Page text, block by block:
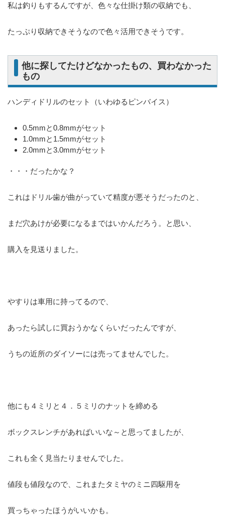
私は釣りもするんですが、色々な仕掛け類の収納でも、
たっぷり収納できそうなので色々活用できそうです。
他に探してたけどなかったもの、買わなかった
もの
ハンディドリルのセット（いわゆるピンバイス）
0.5mmと0.8mmがセット
1.0mmと1.5mmがセット
2.0mmと3.0mmがセット
・・・だったかな？
これはドリル歯が曲がっていて精度が悪そうだったのと、
まだ穴あけが必要になるまではいかんだろう。と思い、
購入を見送りました。
やすりは車用に持ってるので、
あったら試しに買おうかなくらいだったんですが、
うちの近所のダイソーには売ってませんでした。
他にも４ミリと４．５ミリのナットを締める
ボックスレンチがあればいいな～と思ってましたが、
これも全く見当たりませんでした。
値段も値段なので、これまたタミヤのミニ四駆用を
買っちゃったほうがいいかも。